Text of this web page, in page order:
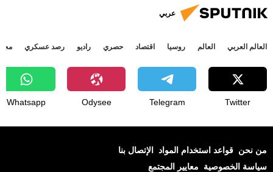
الإخوان المسلمين الإرهاب في سيناء
عربي
العالم العربي العالم روسيا اقتصاد حصري راديو رصد عسكري
Twitter
Telegram
Odysee
Whatsapp
من نحن قواعد استخدام المواد
الإتصال بنا
سياسة الخصوصية
معايير المجتمع